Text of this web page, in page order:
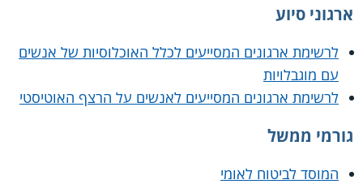
ארגוני סיוע
לרשימת ארגונים המסייעים לכלל האוכלוסיות של אנשים
עם מוגבלויות
לרשימת ארגונים המסייעים לאנשים על הרצף האוטיסטי
גורמי ממשל
המוסד לביטוח לאומי